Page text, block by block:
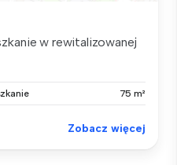
w rewitalizowanej
75 m²
Zobacz więcej